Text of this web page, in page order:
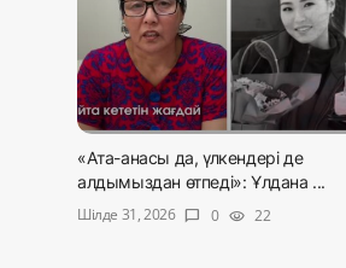
«Ата-анасы да, үлкендері де
алдымыздан өтпеді»: Ұлдана ...
Шілде 31, 2026 chat_bubble 0 visibility 22